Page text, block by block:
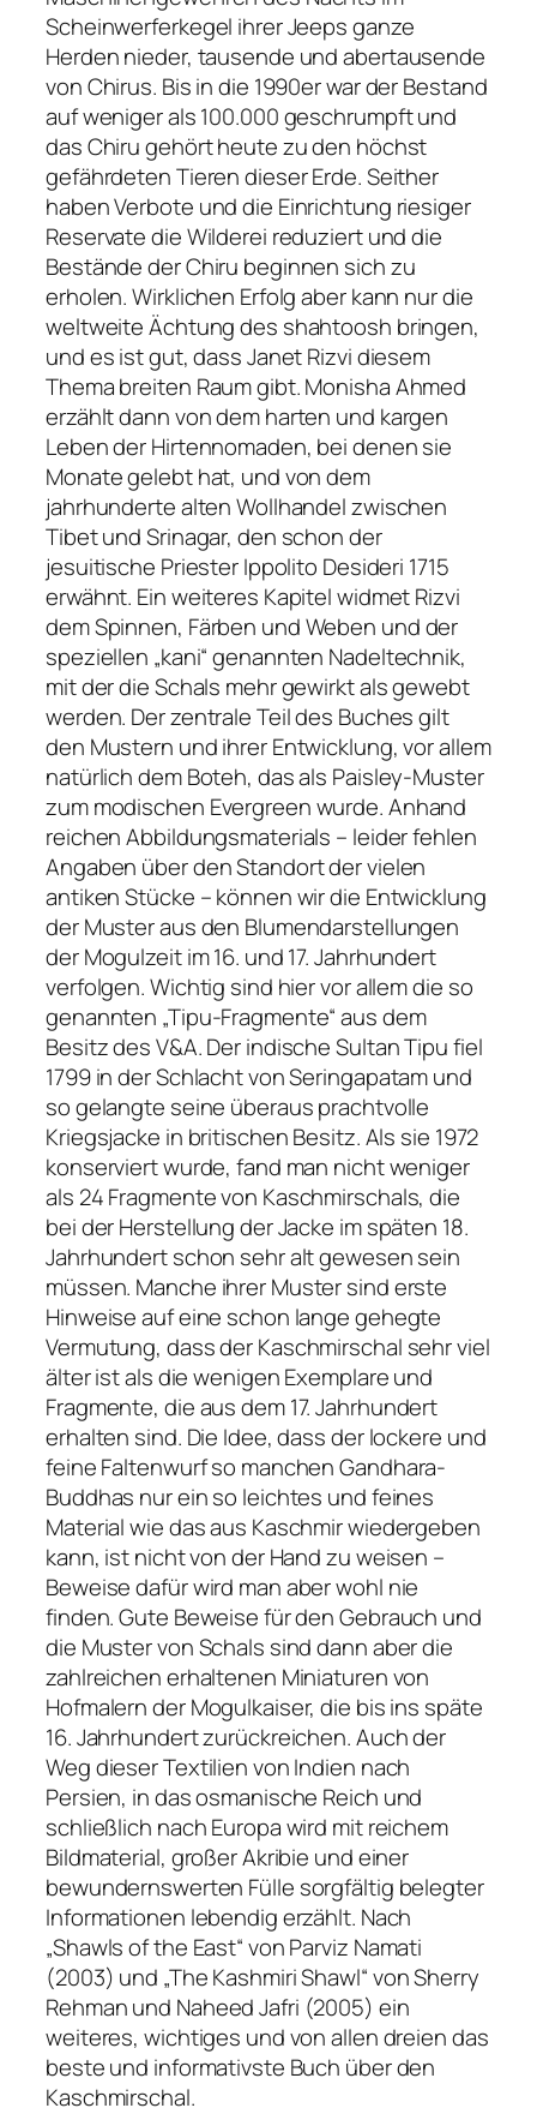
Scheinwerferkegel ihrer Jeeps ganze
Herden nieder, tausende und abertausende
von Chirus. Bis in die 1990er war der Bestand
auf weniger als 100.000 geschrumpft und
das Chiru gehört heute zu den höchst
gefährdeten Tieren dieser Erde. Seither
haben Verbote und die Einrichtung riesiger
Reservate die Wilderei reduziert und die
Bestände der Chiru beginnen sich zu
erholen. Wirklichen Erfolg aber kann nur die
weltweite Ächtung des shahtoosh bringen,
und es ist gut, dass Janet Rizvi diesem
Thema breiten Raum gibt. Monisha Ahmed
erzählt dann von dem harten und kargen
Leben der Hirtennomaden, bei denen sie
Monate gelebt hat, und von dem
jahrhunderte alten Wollhandel zwischen
Tibet und Srinagar, den schon der
jesuitische Priester Ippolito Desideri 1715
erwähnt. Ein weiteres Kapitel widmet Rizvi
dem Spinnen, Färben und Weben und der
speziellen „kani“ genannten Nadeltechnik,
mit der die Schals mehr gewirkt als gewebt
werden. Der zentrale Teil des Buches gilt
den Mustern und ihrer Entwicklung, vor allem
natürlich dem Boteh, das als Paisley-Muster
zum modischen Evergreen wurde. Anhand
reichen Abbildungsmaterials – leider fehlen
Angaben über den Standort der vielen
antiken Stücke – können wir die Entwicklung
der Muster aus den Blumendarstellungen
der Mogulzeit im 16. und 17. Jahrhundert
verfolgen. Wichtig sind hier vor allem die so
genannten „Tipu-Fragmente“ aus dem
Besitz des V&A. Der indische Sultan Tipu fiel
1799 in der Schlacht von Seringapatam und
so gelangte seine überaus prachtvolle
Kriegsjacke in britischen Besitz. Als sie 1972
konserviert wurde, fand man nicht weniger
als 24 Fragmente von Kaschmirschals, die
bei der Herstellung der Jacke im späten 18.
Jahrhundert schon sehr alt gewesen sein
müssen. Manche ihrer Muster sind erste
Hinweise auf eine schon lange gehegte
Vermutung, dass der Kaschmirschal sehr viel
älter ist als die wenigen Exemplare und
Fragmente, die aus dem 17. Jahrhundert
erhalten sind. Die Idee, dass der lockere und
feine Faltenwurf so manchen Gandhara-
Buddhas nur ein so leichtes und feines
Material wie das aus Kaschmir wiedergeben
kann, ist nicht von der Hand zu weisen –
Beweise dafür wird man aber wohl nie
finden. Gute Beweise für den Gebrauch und
die Muster von Schals sind dann aber die
zahlreichen erhaltenen Miniaturen von
Hofmalern der Mogulkaiser, die bis ins späte
16. Jahrhundert zurückreichen. Auch der
Weg dieser Textilien von Indien nach
Persien, in das osmanische Reich und
schließlich nach Europa wird mit reichem
Bildmaterial, großer Akribie und einer
bewundernswerten Fülle sorgfältig belegter
Informationen lebendig erzählt. Nach
„Shawls of the East“ von Parviz Namati
(2003) und „The Kashmiri Shawl“ von Sherry
Rehman und Naheed Jafri (2005) ein
weiteres, wichtiges und von allen dreien das
beste und informativste Buch über den
Kaschmirschal.